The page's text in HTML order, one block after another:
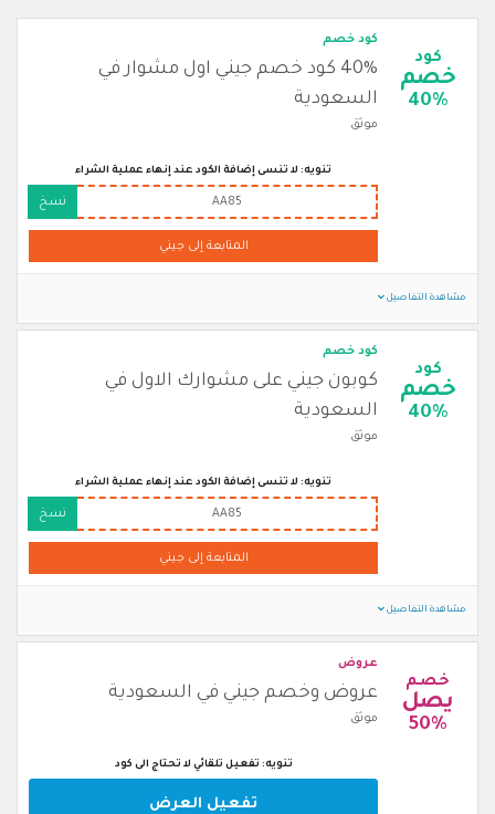
كود
خصم
40%
كود خصم
40% كود خصم جيني اول مشوار في
السعودية
موثق
تنويه: لا تنسى إضافة الكود عند إنهاء عملية الشراء
AA85 نسخ
المتابعة إلى جيني
مشاهدة التفاصيل
كود
خصم
40%
كود خصم
كوبون جيني على مشوارك الاول في
السعودية
موثق
تنويه: لا تنسى إضافة الكود عند إنهاء عملية الشراء
AA85 نسخ
المتابعة إلى جيني
مشاهدة التفاصيل
خصم
يصل
50%
عروض
عروض وخصم جيني في السعودية
موثق
تنويه: تفعيل تلقائي لا تحتاج الى كود
تفعيل العرض